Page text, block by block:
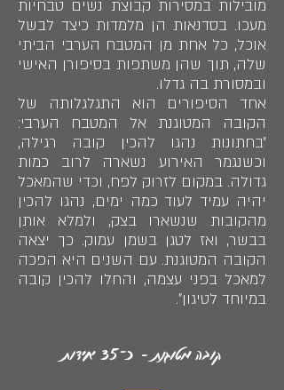
מובילות במסירות קבוצת נשים טבחיות
מעכו. בסדנאות הן מלמדות כיצד לבשל
אוכל, כל אחת מן המטבח הערבי הביתי
שלה, תוך שהן משתפות בסיפורן האישי
ובמסורת בה גדלו.
אחד הסיפורים הוא התגלגלותה של
הקובה המטוגנת אל המטבח הערבי:
״בחתונות נהגו להכין קובה רגילה,
וכשנגמר האירוע נשארה לרוב כמות
גדולה. במקום לזרוק לפח, וכדי שהמאכל
יהיה עמיד לעוד כמה ימים, נהגו להכין
מהקובות שנשארו בצק, ולמלא אותן
בבשר, ואז לטגן בשמן עמוק. כך יצאה
הקובה המטוגנת. עם השנים היא הפכה
למאכל בפני עצמה, והחלו להכין קובה
במיוחד לטיגון״.
קובה מטוגנת – כ־35 יחידות